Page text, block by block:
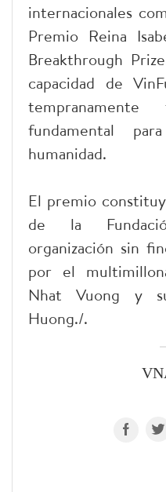
internacionales
Premio Reina
Breakthrough
capacidad de
fundamental
humanidad.
El premio
de la
organización sin
por el
Nhat Vuong y
Huong./.